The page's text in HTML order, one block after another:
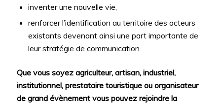
inventer une nouvelle vie,
renforcer l’identification au territoire des acteurs
existants devenant ainsi une part importante de
leur stratégie de communication.
Que vous soyez agriculteur, artisan, industriel,
institutionnel, prestataire touristique ou organisateur
de grand évènement vous pouvez rejoindre la